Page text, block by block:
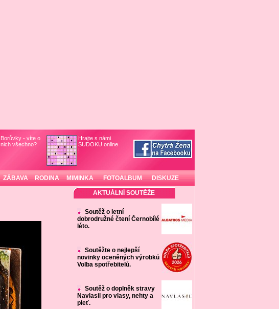
Borůvky - víte o
nich všechno?
Hrajte s námi
SUDOKU online
!
ZÁBAVA RODINA MIMINKA FOTOALBUM DISKUZE
AKTUÁLNÍ SOUTĚŽE
Soutěž o letní
dobrodružné čtení Černobílé
léto.
Soutěžte o nejlepší
novinky oceněných výrobků
Volba spotřebitelů.
Soutěž o doplněk stravy
Navlasil pro vlasy, nehty a
pleť.